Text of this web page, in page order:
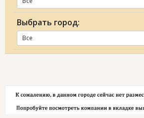
Выбрать город:
Все